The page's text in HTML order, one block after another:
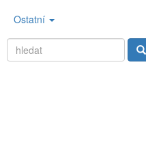
Ostatní